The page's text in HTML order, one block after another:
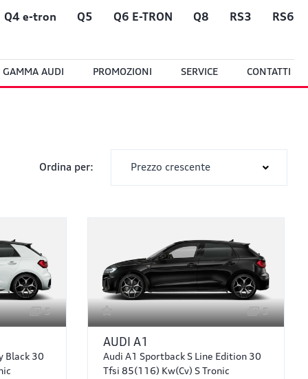
Q4 e-tron Q5 Q6 E-TRON Q8 RS3 RS6
GAMMA AUDI PROMOZIONI SERVICE CONTATTI
Ordina per: Prezzo crescente
5
Black 30
5
AUDI A1
Audi A1 Sportback S Line Edition 30
Tfsi 85(116) Kw(cv) S Tronic